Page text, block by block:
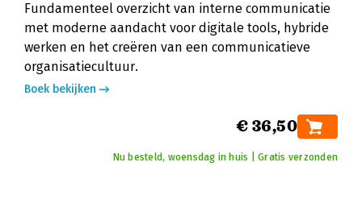
Fundamenteel overzicht van interne communicatie
met moderne aandacht voor digitale tools, hybride
werken en het creëren van een communicatieve
organisatiecultuur.
Boek bekijken
€ 36,50
Nu besteld, woensdag in huis | Gratis verzonden